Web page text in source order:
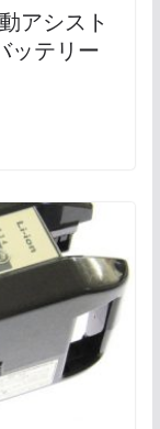
アシスト
ッテリー